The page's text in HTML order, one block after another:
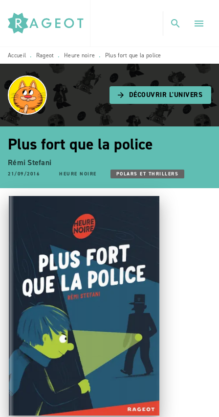
MENU RECHERCHE
PIED DE PAGE
search menu
Accueil • Rageot • Heure noire • Plus fort que la police
arrow_forward DÉCOUVRIR L'UNIVERS
Plus fort que la police
Rémi Stefani
21/09/2016 HEURE NOIRE POLARS ET THRILLERS